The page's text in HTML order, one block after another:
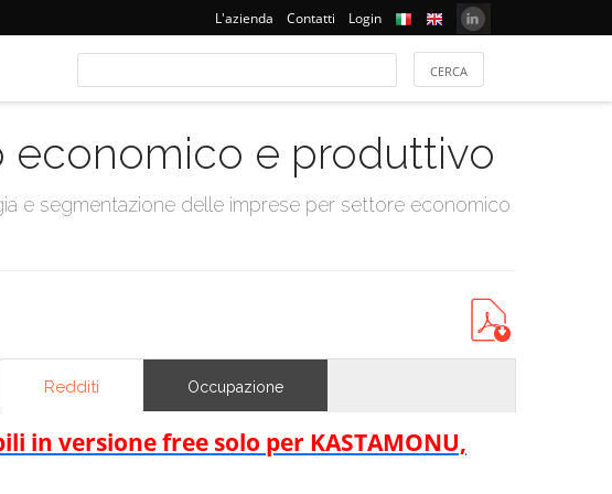
L'azienda Contatti Login
economico e produttivo
e segmentazione delle imprese per settore economico
Redditi Occupazione
in versione free solo per KASTAMONU,